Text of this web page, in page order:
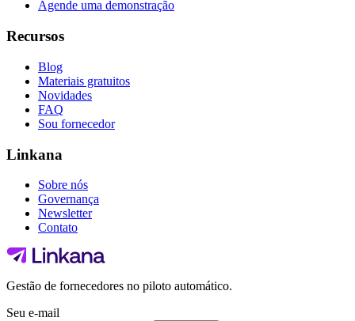
Agende uma demonstração
Recursos
Blog
Materiais gratuitos
Novidades
FAQ
Sou fornecedor
Linkana
Sobre nós
Governança
Newsletter
Contato
Gestão de fornecedores no piloto automático.
Seu e-mail